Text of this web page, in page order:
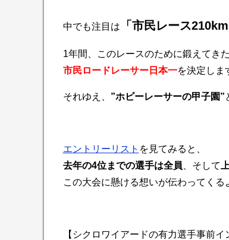
中でも注目は 「市民レース210km
1年間、このレースのために鍛えてき
市民ロードレーサー日本一を決定しま
それゆえ、 ”ホビーレーサーの甲子園”
エントリーリスト を見てみると、
去年の4位までの選手は全員 、そして
この大会に懸ける想いが伝わってくる
【シクロワイアードの有力選手事前イ